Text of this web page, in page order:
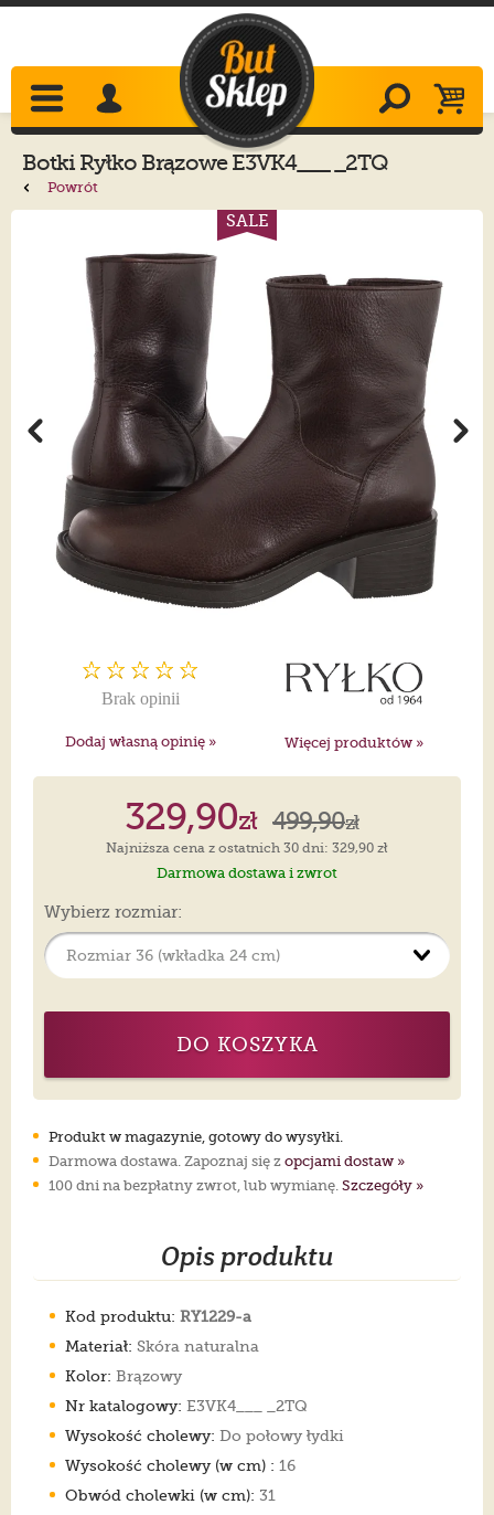
Botki Ryłko Brązowe E3VK4___ _2TQ
Powrót
SALE
Brak opinii
Dodaj własną opinię » Więcej produktów »
329,90zł 499,90zł
Najniższa cena z ostatnich 30 dni: 329,90 zł
Darmowa dostawa i zwrot
Wybierz rozmiar:
DO KOSZYKA
Produkt w magazynie, gotowy do wysyłki.
Darmowa dostawa. Zapoznaj się z opcjami dostaw »
100 dni na bezpłatny zwrot, lub wymianę. Szczegóły »
Opis produktu
Kod produktu: RY1229-a
Materiał: Skóra naturalna
Kolor: Brązowy
Nr katalogowy: E3VK4___ _2TQ
Wysokość cholewy: Do połowy łydki
Wysokość cholewy (w cm) : 16
Obwód cholewki (w cm): 31